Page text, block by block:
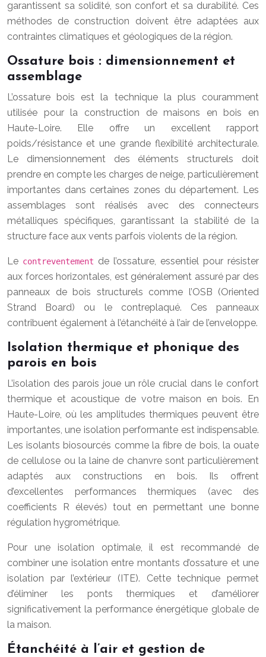
garantissent sa solidité, son confort et sa durabilité. Ces
méthodes de construction doivent être adaptées aux
contraintes climatiques et géologiques de la région.
Ossature bois : dimensionnement et
assemblage
L’ossature bois est la technique la plus couramment
utilisée pour la construction de maisons en bois en
Haute-Loire. Elle offre un excellent rapport
poids/résistance et une grande flexibilité architecturale.
Le dimensionnement des éléments structurels doit
prendre en compte les charges de neige, particulièrement
importantes dans certaines zones du département. Les
assemblages sont réalisés avec des connecteurs
métalliques spécifiques, garantissant la stabilité de la
structure face aux vents parfois violents de la région.
Le contreventement de l’ossature, essentiel pour résister
aux forces horizontales, est généralement assuré par des
panneaux de bois structurels comme l’OSB (Oriented
Strand Board) ou le contreplaqué. Ces panneaux
contribuent également à l’étanchéité à l’air de l’enveloppe.
Isolation thermique et phonique des
parois en bois
L’isolation des parois joue un rôle crucial dans le confort
thermique et acoustique de votre maison en bois. En
Haute-Loire, où les amplitudes thermiques peuvent être
importantes, une isolation performante est indispensable.
Les isolants biosourcés comme la fibre de bois, la ouate
de cellulose ou la laine de chanvre sont particulièrement
adaptés aux constructions en bois. Ils offrent
d’excellentes performances thermiques (avec des
coefficients R élevés) tout en permettant une bonne
régulation hygrométrique.
Pour une isolation optimale, il est recommandé de
combiner une isolation entre montants d’ossature et une
isolation par l’extérieur (ITE). Cette technique permet
d’éliminer les ponts thermiques et d’améliorer
significativement la performance énergétique globale de
la maison.
Étanchéité à l’air et gestion de